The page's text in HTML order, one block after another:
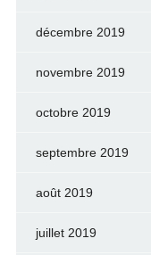
décembre 2019
novembre 2019
octobre 2019
septembre 2019
août 2019
juillet 2019